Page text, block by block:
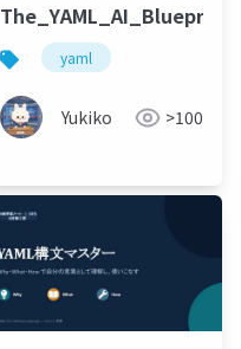
The_YAML_AI_Blueprint
yaml
Yukiko >100